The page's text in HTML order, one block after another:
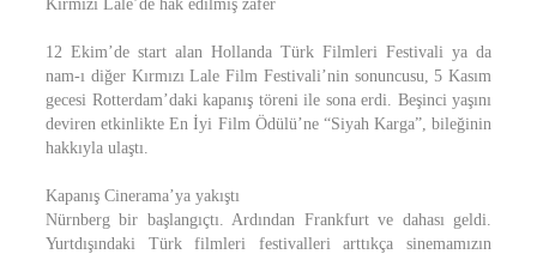
Kırmızı Lale’de hak edilmiş zafer
12 Ekim’de start alan Hollanda Türk Filmleri Festivali ya da
nam-ı diğer Kırmızı Lale Film Festivali’nin sonuncusu, 5 Kasım
gecesi Rotterdam’daki kapanış töreni ile sona erdi. Beşinci yaşını
deviren etkinlikte En İyi Film Ödülü’ne “Siyah Karga”, bileğinin
hakkıyla ulaştı.
Kapanış Cinerama’ya yakıştı
Nürnberg bir başlangıçtı. Ardından Frankfurt ve dahası geldi.
Yurtdışındaki Türk filmleri festivalleri arttıkça sinemamızın